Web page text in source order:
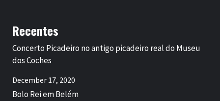
Recentes
Concerto Picadeiro no antigo picadeiro real do Museu
dos Coches
December 17, 2020
Bolo Rei em Belém